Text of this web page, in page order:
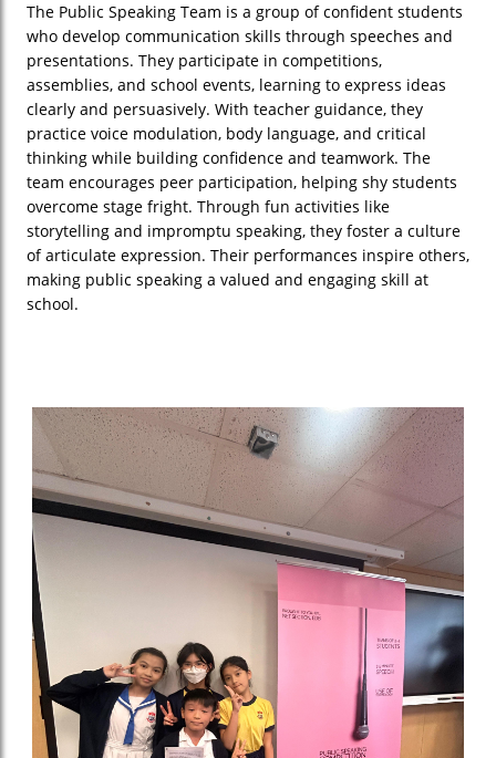
The Public Speaking Team is a group of confident students
who develop communication skills through speeches and
presentations. They participate in competitions,
assemblies, and school events, learning to express ideas
clearly and persuasively. With teacher guidance, they
practice voice modulation, body language, and critical
thinking while building confidence and teamwork. The
team encourages peer participation, helping shy students
overcome stage fright. Through fun activities like
storytelling and impromptu speaking, they foster a culture
of articulate expression. Their performances inspire others,
making public speaking a valued and engaging skill at
school.